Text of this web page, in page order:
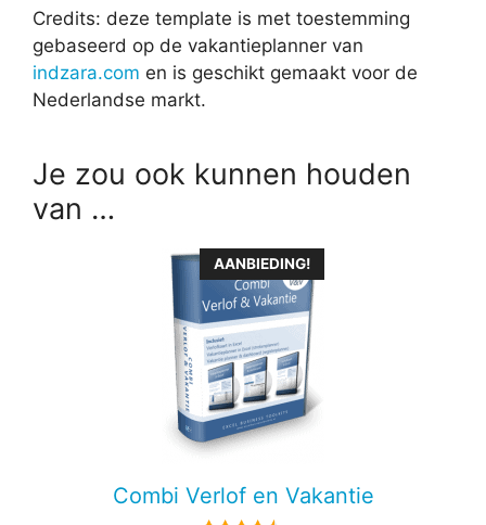
Credits: deze template is met toestemming
gebaseerd op de vakantieplanner van
indzara.com en is geschikt gemaakt voor de
Nederlandse markt.
Je zou ook kunnen houden
van …
AANBIEDING!
Combi Verlof en Vakantie